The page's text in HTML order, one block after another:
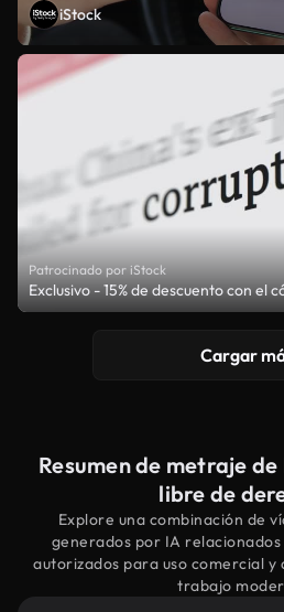
iStock
Patrocinado por iStock
Exclusivo - 15% de descuento con el
Cargar
Resumen de metraje
libre de
Explore una combinación de
generados por IA relacionados
autorizados para uso comercial y
trabajo